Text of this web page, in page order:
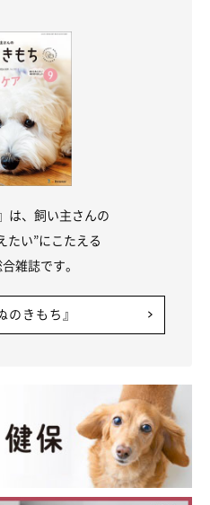
は、飼い主さんの
たい”にこたえる
雑誌です。
のきもち』